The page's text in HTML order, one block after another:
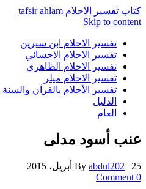
كتاب تفسير الاحلام tafsir ahlam
Skip to content
تفسير الاحلام ابن سيرين
تفسير الاحلام الاحسائي
تفسير الاحلام الظاهري
تفسير الاحلام ميلر
تفسير الأحلام بالقرآن والسنة tafsir ahlam
الدليل
العام
عنب أسود مدلى
By abdul202 | 25 أبريل، 2015
0 Comment